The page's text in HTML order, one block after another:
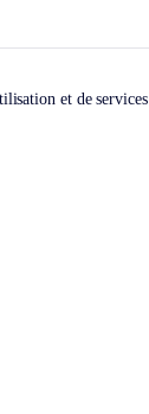
et de services